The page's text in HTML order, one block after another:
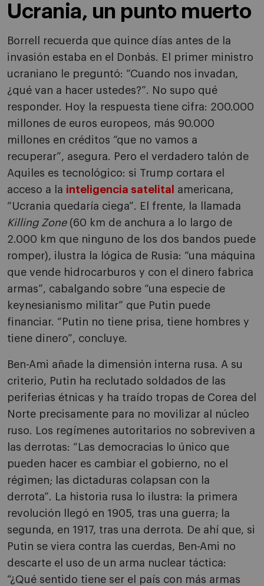
Ucrania, un punto muerto
Borrell recuerda que quince días antes de la
invasión estaba en el Donbás. El primer ministro
ucraniano le preguntó: “Cuando nos invadan,
¿qué van a hacer ustedes?”. No supo qué
responder. Hoy la respuesta tiene cifra: 200.000
millones de euros europeos, más 90.000
millones en créditos “que no vamos a
recuperar”, asegura. Pero el verdadero talón de
Aquiles es tecnológico: si Trump cortara el
acceso a la inteligencia satelital
americana,
“Ucrania quedaría ciega”. El frente, la llamada
Killing Zone(60 km de anchura a lo largo de
2.000 km que ninguno de los dos bandos puede
romper), ilustra la lógica de Rusia: “una máquina
que vende hidrocarburos y con el dinero fabrica
armas”, cabalgando sobre “una especie de
keynesianismo militar” que Putin puede
financiar. “Putin no tiene prisa, tiene hombres y
tiene dinero”, concluye.
Ben-Ami añade la dimensión interna rusa. A su
criterio, Putin ha reclutado soldados de las
periferias étnicas y ha traído tropas de Corea del
Norte precisamente para no movilizar al núcleo
ruso. Los regímenes autoritarios no sobreviven a
las derrotas: “Las democracias lo único que
pueden hacer es cambiar el gobierno, no el
régimen; las dictaduras colapsan con la
derrota”. La historia rusa lo ilustra: la primera
revolución llegó en 1905, tras una guerra; la
segunda, en 1917, tras una derrota. De ahí que, si
Putin se viera contra las cuerdas, Ben-Ami no
descarte el uso de un arma nuclear táctica:
“¿Qué sentido tiene ser el país con más armas